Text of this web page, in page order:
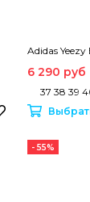
Adidas
6 290 руб
37 38 39
- 55%